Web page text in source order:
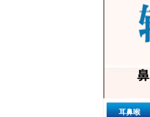
耳鼻喉